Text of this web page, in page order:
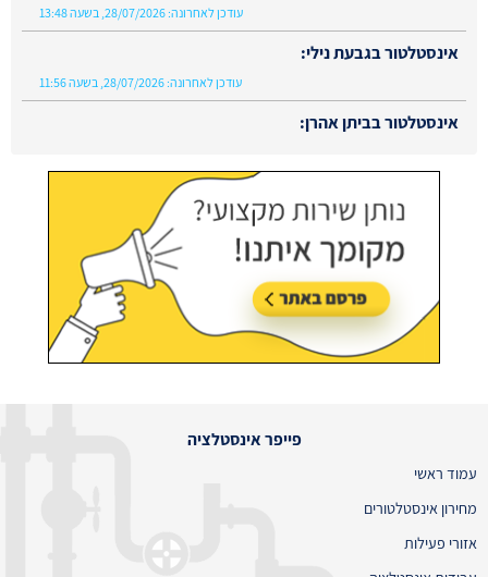
עודכן לאחרונה: 28/07/2026, בשעה 13:48
אינסטלטור בגבעת נילי:
עודכן לאחרונה: 28/07/2026, בשעה 11:56
אינסטלטור בביתן אהרן:
פייפר אינסטלציה
עמוד ראשי
מחירון אינסטלטורים
אזורי פעילות